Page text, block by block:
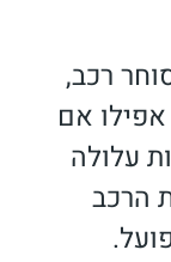
רכב,
אם
עלולה
הרכב